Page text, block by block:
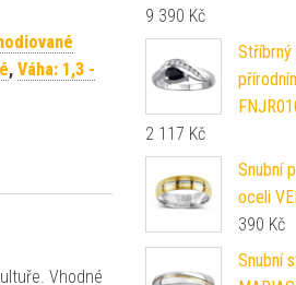
, Váha: 1,3 -
Vhodné
9 390 Kč
Stříbrný
2 117 Kč
Snubní
oceli
390 Kč
Snubní